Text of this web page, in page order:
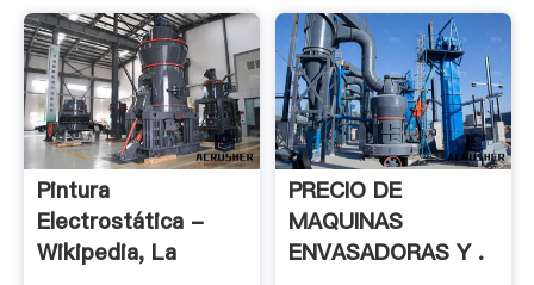
Pintura
Electrostática -
Wikipedia, La
PRECIO DE
MAQUINAS
ENVASADORAS Y .